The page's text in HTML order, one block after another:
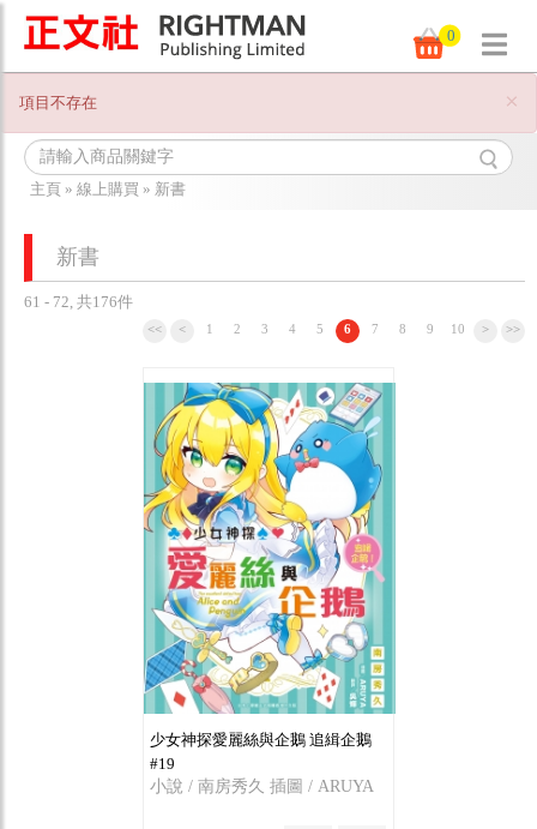
0
項目不存在 ×
主頁 » 線上購買 » 新書
新書
61 - 72, 共176件
<< < 1 2 3 4 5 6 7 8 9 10 > >>
少女神探愛麗絲與企鵝 追緝企鵝
#19
小說 / 南房秀久 插圖 / ARUYA